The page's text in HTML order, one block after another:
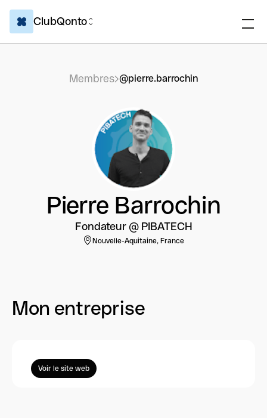
ClubQonto
Membres @pierre.barrochin
Pierre Barrochin
Fondateur @ PIBATECH
Nouvelle-Aquitaine, France
Mon entreprise
Voir le site web